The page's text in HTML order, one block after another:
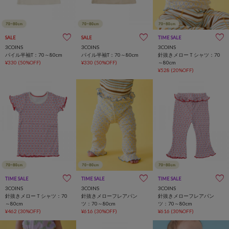
SALE
3COINS
パイル半袖T：70～80cm
¥330 (50%OFF)
SALE
3COINS
パイル半袖T：70～80cm
¥330 (50%OFF)
TIME SALE
3COINS
針抜きメローＴシャツ：70
～80cm
¥528 (20%OFF)
TIME SALE
3COINS
針抜きメローＴシャツ：70
～80cm
¥462 (30%OFF)
TIME SALE
3COINS
針抜きメローフレアパン
ツ：70～80cm
¥616 (30%OFF)
TIME SALE
3COINS
針抜きメローフレアパン
ツ：70～80cm
¥616 (30%OFF)